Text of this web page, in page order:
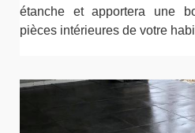
étanche et apportera une
pièces intérieures de votre